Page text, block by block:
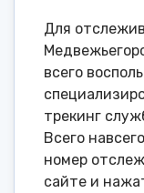
Для
всего
трекинг
Всего
номер
сайте и